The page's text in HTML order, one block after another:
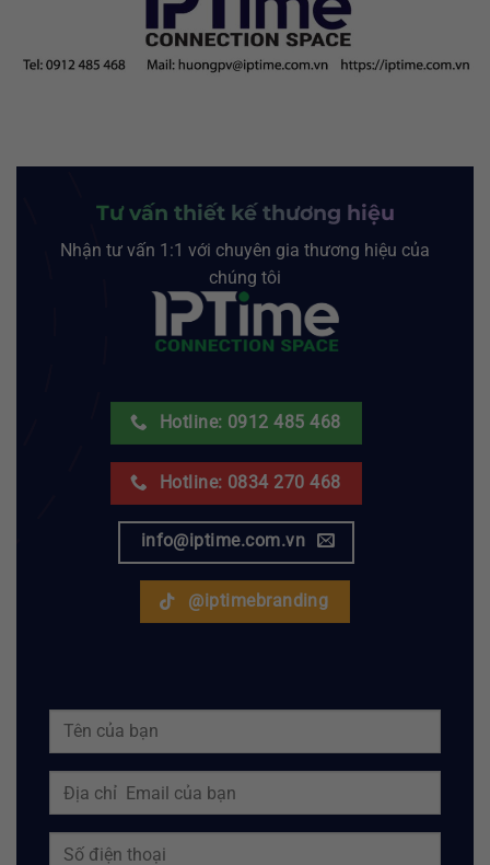
Tư vấn thiết kế thương hiệu
Nhận tư vấn 1:1 với chuyên gia thương hiệu của
chúng tôi
Hotline: 0912 485 468
Hotline: 0834 270 468
info@iptime.com.vn
@iptimebranding